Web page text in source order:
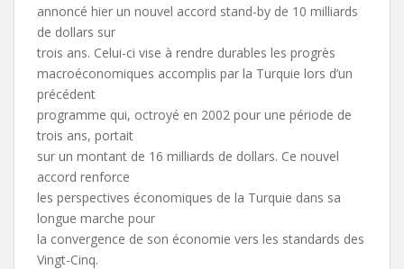
annoncé hier un nouvel accord stand-by de 10 milliards
de dollars sur
trois ans. Celui-ci vise à rendre durables les progrès
macroéconomiques accomplis par la Turquie lors d’un
précédent
programme qui, octroyé en 2002 pour une période de
trois ans, portait
sur un montant de 16 milliards de dollars. Ce nouvel
accord renforce
les perspectives économiques de la Turquie dans sa
longue marche pour
la convergence de son économie vers les standards des
Vingt-Cinq.